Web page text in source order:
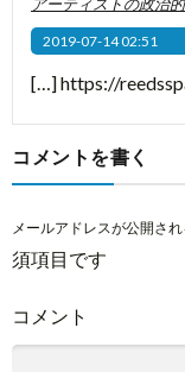
2019-07-14 02:51
[…]https://
コメントを書く
メールアドレスが公開さ
須項目です
コメント